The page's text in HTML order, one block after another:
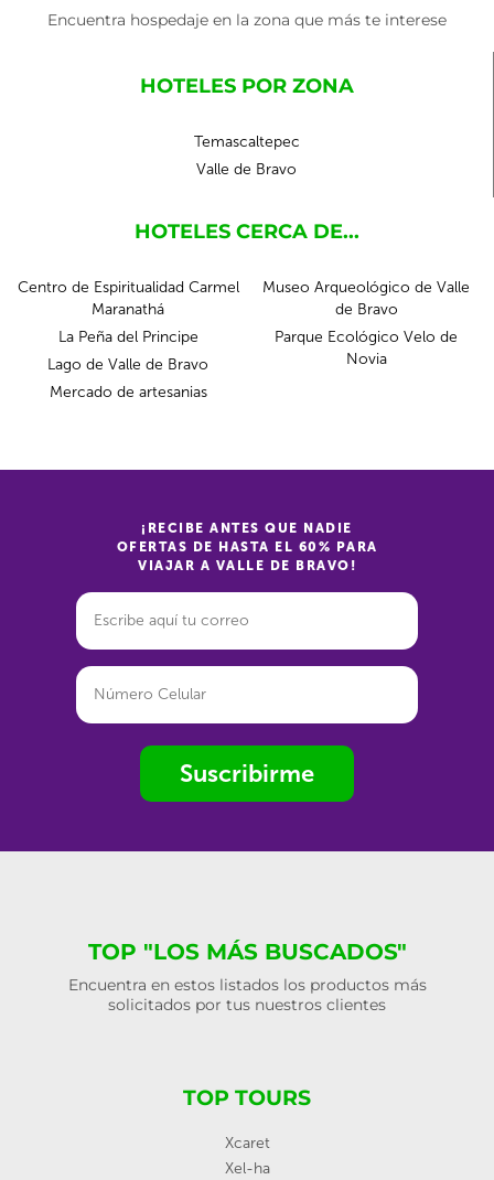
Encuentra hospedaje en la zona que más te interese
HOTELES POR ZONA
Temascaltepec
Valle de Bravo
HOTELES CERCA DE...
Centro de Espiritualidad Carmel
Maranathá
La Peña del Principe
Lago de Valle de Bravo
Mercado de artesanias
Museo Arqueológico de Valle
de Bravo
Parque Ecológico Velo de
Novia
¡RECIBE ANTES QUE NADIE
OFERTAS DE HASTA EL 60% PARA
VIAJAR A VALLE DE BRAVO!
Suscribirme
TOP "LOS MÁS BUSCADOS"
Encuentra en estos listados los productos más
solicitados por tus nuestros clientes
TOP TOURS
Xcaret
Xel-ha